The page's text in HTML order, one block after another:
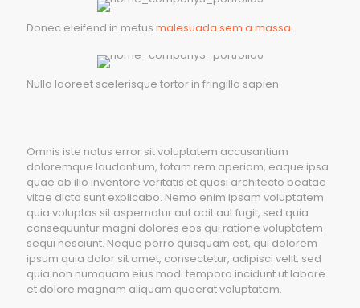
Donec eleifend in metus malesuada sem a massa
Nulla laoreet scelerisque tortor in fringilla sapien
Omnis iste natus error sit voluptatem accusantium
doloremque laudantium, totam rem aperiam, eaque ipsa
quae ab illo inventore veritatis et quasi architecto beatae
vitae dicta sunt explicabo. Nemo enim ipsam voluptatem
quia voluptas sit aspernatur aut odit aut fugit, sed quia
consequuntur magni dolores eos qui ratione voluptatem
sequi nesciunt. Neque porro quisquam est, qui dolorem
ipsum quia dolor sit amet, consectetur, adipisci velit, sed
quia non numquam eius modi tempora incidunt ut labore
et dolore magnam aliquam quaerat voluptatem.